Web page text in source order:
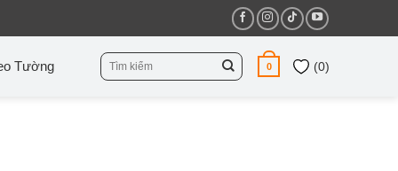
Tường
Tìm
kiếm:
0 (0)